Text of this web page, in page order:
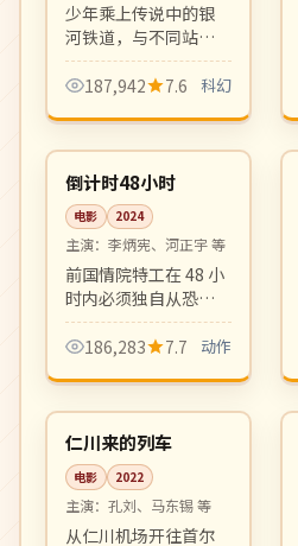
少年乘上传说中的银
河铁道，与不同站点
上车的乘客们交换关
于人生与告别的故
现代演绎。
187,942 7.6 科幻
韩国
4K 99:41
倒计时48小时
电影 2024
主演： 李炳宪、河正宇 等
前国情院特工在 48 小
时内必须独自从恐怖
组织手中救出被绑架
的女儿。一镜到底式
张感拉满。
186,283 7.7 动作
韩国
4K 99:40
仁川来的列车
电影 2022
主演： 孔刘、马东锡 等
从仁川机场开往首尔